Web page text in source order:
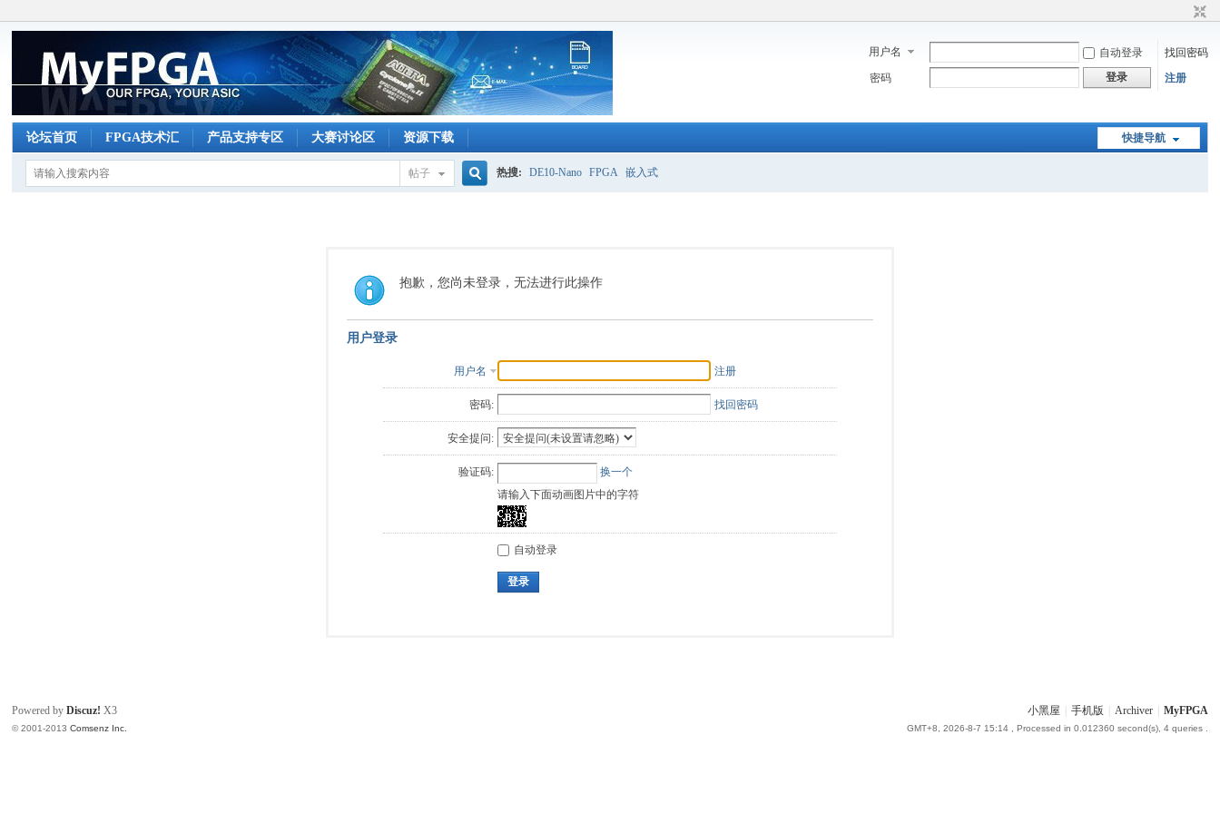
用户名 自动登录
找回密码
密码
登录 注册
快捷导航
论坛首页 FPGA技术汇 产品支持专区 大赛讨论区 资源下载
帖子
索
热搜: DE10-Nano FPGA 嵌入式
抱歉，您尚未登录，无法进行此操作
用户登录
用户名 注册
密码: 找回密码
安全提问:
验证码:
换一个
请输入下面动画图片中的字符
自动登录
登录
小黑屋 手机版 Archiver MyFPGA
GMT+8, 2026-8-7 15:14, Processed in 0.012360 second(s), 4 queries .
Powered byDiscuz! X3
© 2001-2013Comsenz Inc.